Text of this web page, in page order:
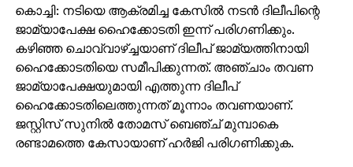
കൊച്ചി: നടിയെ ആക്രമിച്ച കേസില്‍ നടന്‍ ദിലീപിന്റെ
ജാമ്യാപേക്ഷ ഹൈക്കോടതി ഇന്ന് പരിഗണിക്കും.
കഴിഞ്ഞ ചൊവ്വാഴ്ച്ചയാണ് ദിലീപ് ജാമ്യത്തിനായി
ഹൈക്കോടതിയെ സമീപിക്കുന്നത്. അഞ്ചാം തവണ
ജാമ്യാപേക്ഷയുമായി എത്തുന്ന ദിലീപ്
ഹൈക്കോടതിലെത്തുന്നത് മൂന്നാം തവണയാണ്.
ജസ്റ്റിസ് സുനില്‍ തോമസ് ബെഞ്ച് മുമ്പാകെ
രണ്ടാമത്തെ കേസായാണ് ഹര്‍ജി പരിഗണിക്കുക.